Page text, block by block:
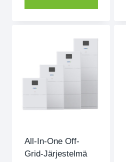
All-In-One Off-
Grid-Järjestelmä